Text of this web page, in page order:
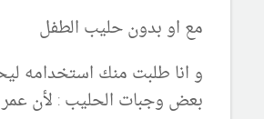
مع او بدون حليب الطفل
و انا طلبت منك استخدامه
بعض وجبات الحليب : لأن